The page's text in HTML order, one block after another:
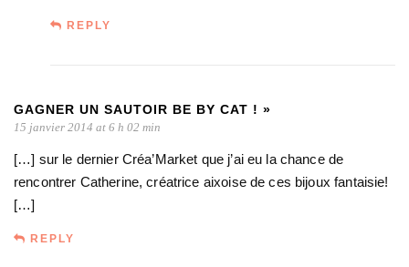
REPLY
GAGNER UN SAUTOIR BE BY CAT ! »
15 janvier 2014 at 6 h 02 min
[…] sur le dernier Créa’Market que j’ai eu la chance de
rencontrer Catherine, créatrice aixoise de ces bijoux fantaisie!
[…]
REPLY